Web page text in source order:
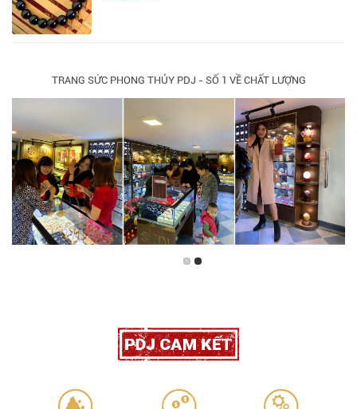
TRANG SỨC PHONG THỦY PDJ - SỐ 1 VỀ CHẤT LƯỢNG